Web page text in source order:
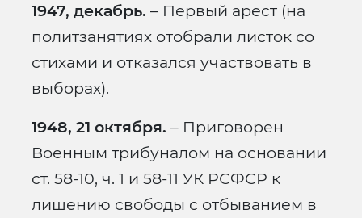
1947, декабрь. – Первый арест (на
политзанятиях отобрали листок со
стихами и отказался участвовать в
выборах).
1948, 21 октября. – Приговорен
Военным трибуналом на основании
ст. 58-10, ч. 1 и 58-11 УК РСФСР к
лишению свободы с отбыванием в